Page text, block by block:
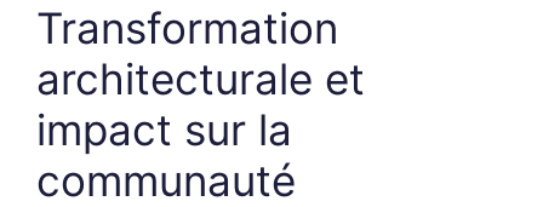
Transformation
architecturale et
impact sur la
communauté